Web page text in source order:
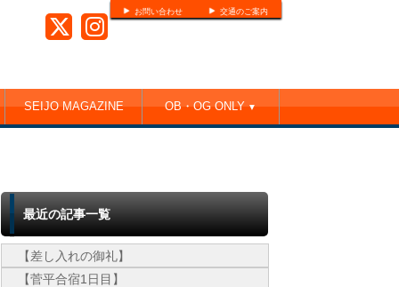
お問い合わせ 交通のご案内
SEIJO MAGAZINE OB・OG ONLY▼
最近の記事一覧
【差し入れの御礼】
【菅平合宿1日目】